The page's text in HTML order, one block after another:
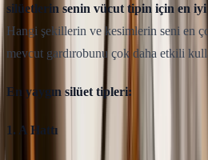
silüetlerin senin vücut tipin için en iyi
Hangi şekillerin ve kesimlerin seni en
mevcut gardırobunu çok daha etkili
En yaygın silüet tipleri:
1. A Hattı